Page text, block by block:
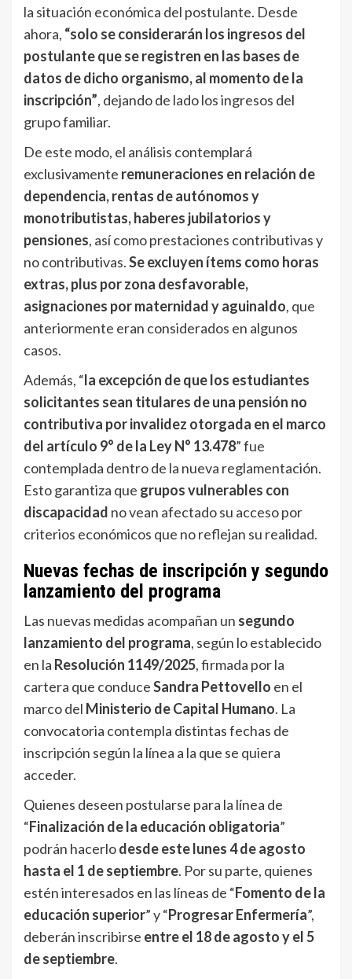
la situación económica del postulante. Desde
ahora, “solo se considerarán los ingresos del
postulante que se registren en las bases de
datos de dicho organismo, al momento de la
inscripción”, dejando de lado los ingresos del
grupo familiar.
De este modo, el análisis contemplará
exclusivamente remuneraciones en relación de
dependencia, rentas de autónomos y
monotributistas, haberes jubilatorios y
pensiones, así como prestaciones contributivas y
no contributivas.Se excluyen ítems como horas
extras, plus por zona desfavorable,
asignaciones por maternidad y aguinaldo, que
anteriormente eran considerados en algunos
casos.
Además, “la excepción de que los estudiantes
solicitantes sean titulares de una pensión no
contributiva por invalidez otorgada en el marco
del artículo 9° de la Ley N° 13.478” fue
contemplada dentro de la nueva reglamentación.
Esto garantiza que grupos vulnerables con
discapacidad no vean afectado su acceso por
criterios económicos que no reflejan su realidad.
Nuevas fechas de inscripción y segundo
lanzamiento del programa
Las nuevas medidas acompañan un segundo
lanzamiento del programa, según lo establecido
en la Resolución 1149/2025, firmada por la
cartera que conduceSandra Pettovello en el
marco del Ministerio de Capital Humano. La
convocatoria contempla distintas fechas de
inscripción según la línea a la que se quiera
acceder.
Quienes deseen postularse para la línea de
“Finalización de la educación obligatoria”
podrán hacerlodesde este lunes 4 de agosto
hasta el 1 de septiembre. Por su parte, quienes
estén interesados en las líneas de “Fomento de la
educación superior” y “Progresar Enfermería”,
deberán inscribirse entre el 18 de agosto y el 5
de septiembre.